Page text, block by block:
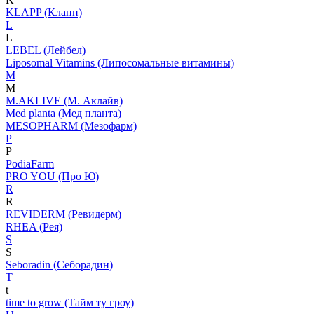
KLAPP (Клапп)
L
L
LEBEL (Лейбел)
Liposomal Vitamins (Липосомальные витамины)
M
M
M.AKLIVE (М. Аклайв)
Med planta (Мед планта)
MESOPHARM (Мезофарм)
P
P
PodiaFarm
PRO YOU (Про Ю)
R
R
REVIDERM (Ревидерм)
RHEA (Рея)
S
S
Seboradin (Себорадин)
T
t
time to grow (Тайм ту гроу)